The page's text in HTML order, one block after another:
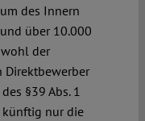
des Innern
über 10.000
der
§39 Abs. 1
künftig nur die